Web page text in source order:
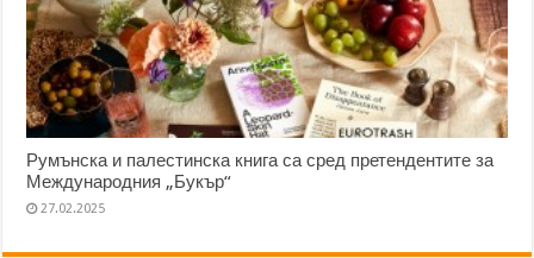
Румънска и палестинска книга са сред претендентите за
Международния „Букър“
27.02.2025